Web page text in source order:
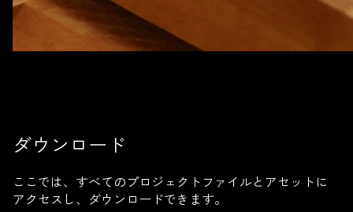
ダウンロード
ここでは、すべてのプロジェクトファイルとアセットに
アクセスし、ダウンロードできます。